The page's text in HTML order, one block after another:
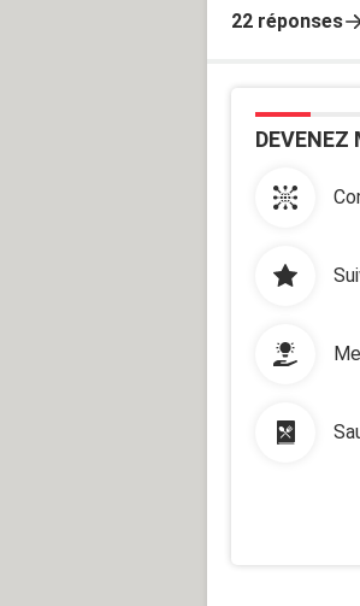
22 réponses
DEVENEZ